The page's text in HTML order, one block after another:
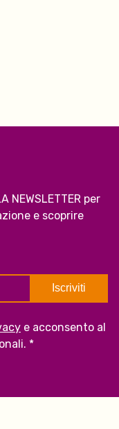
NEWSLETTER per
e scoprire
e acconsento al
*